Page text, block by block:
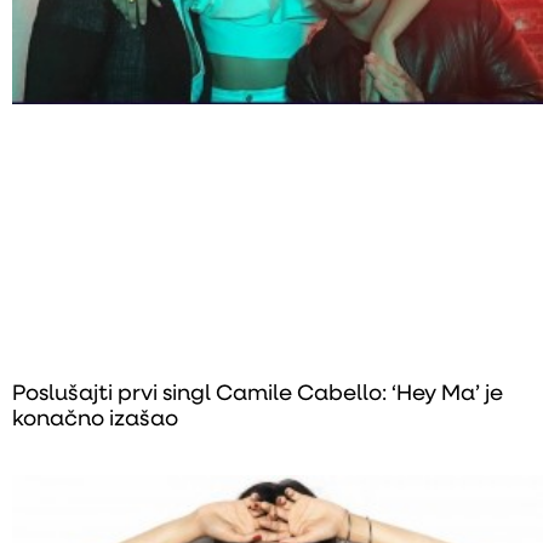
Poslušajti prvi singl Camile Cabello: ‘Hey Ma’ je
konačno izašao